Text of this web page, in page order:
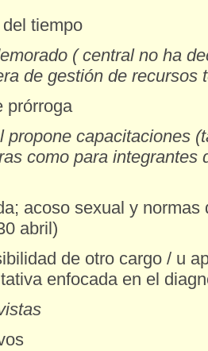
tiempo
( central no ha
de gestión de recursos
prórroga
propone capacitaciones
como para integrantes
acoso sexual y
abril)
de otro cargo / u
enfocada en el